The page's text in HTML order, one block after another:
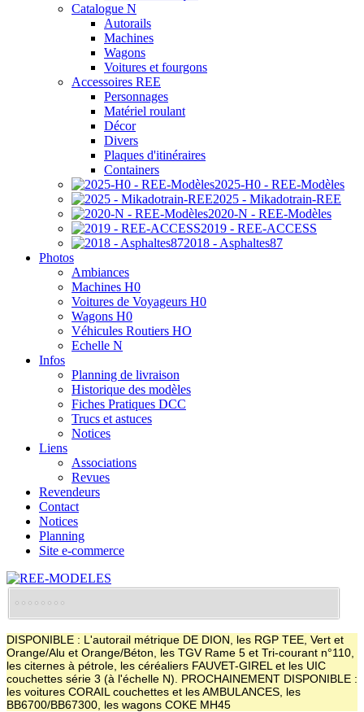
Catalogue N
Autorails
Machines
Wagons
Voitures et fourgons
Accessoires REE
Personnages
Matériel roulant
Décor
Divers
Plaques d'itinéraires
Containers
2025-H0 - REE-Modèles
2025 - Mikadotrain-REE
2020-N - REE-Modèles
2019 - REE-ACCESS
2018 - Asphaltes87
Photos
Ambiances
Machines H0
Voitures de Voyageurs H0
Wagons H0
Véhicules Routiers HO
Echelle N
Infos
Planning de livraison
Historique des modèles
Fiches Pratiques DCC
Trucs et astuces
Notices
Liens
Associations
Revues
Revendeurs
Contact
Notices
Planning
Site e-commerce
DISPONIBLE : L'autorail métrique DE DION, les RGP TEE, Vert et
Orange/Alu et Orange/Béton, les TGV Rame 5 et Tri-courant n°110,
les citernes à pétrole, les céréaliers FAUVET-GIREL et les UIC
couchettes série 3 (à l'échelle N). PROCHAINEMENT DISPONIBLE :
les voitures CORAIL couchettes et les AMBULANCES, les
BB6700/BB67300, les wagons COKE MH45